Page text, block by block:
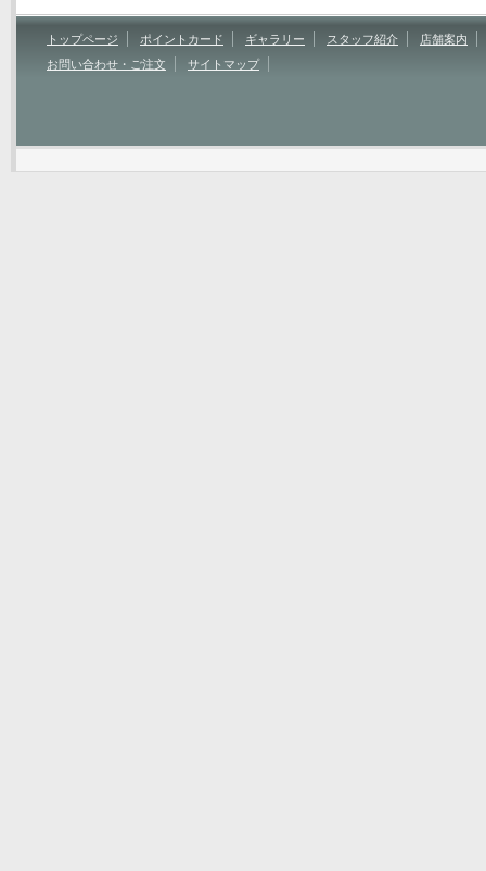
トップページ ポイントカード ギャラリー スタッフ紹介
店舗案内
お問い合わせ・ご注文
サイトマップ